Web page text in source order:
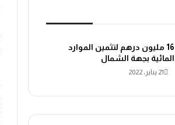
16 مليون درهم لتثمين الموارد
المائية بجهة الشمال
21 يناير، 2022